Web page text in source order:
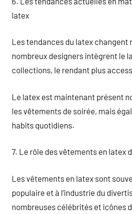
latex
Les tendances du latex changent
nombreux designers intègrent le
collections, le rendant plus
Le latex est maintenant présent
les vêtements de soirée, mais
habits quotidiens.
7. Le rôle des vêtements en latex
Les vêtements en latex sont
populaire et à l’industrie du
nombreuses célébrités et icônes